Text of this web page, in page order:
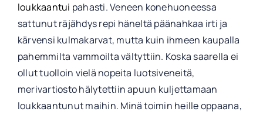
loukkaantui pahasti. Veneen konehuoneessa
sattunut räjähdys repi häneltä päänahkaa irti ja
kärvensi kulmakarvat, mutta kuin ihmeen kaupalla
pahemmilta vammoilta vältyttiin. Koska saarella ei
ollut tuolloin vielä nopeita luotsiveneitä,
merivartiosto hälytettiin apuun kuljettamaan
loukkaantunut maihin. Minä toimin heille oppaana,